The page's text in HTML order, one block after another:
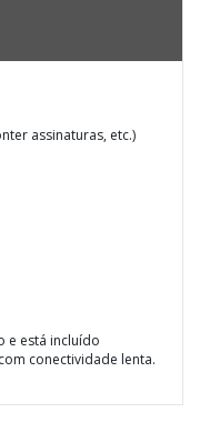
assinaturas, etc.)
e está incluído
conectividade lenta.